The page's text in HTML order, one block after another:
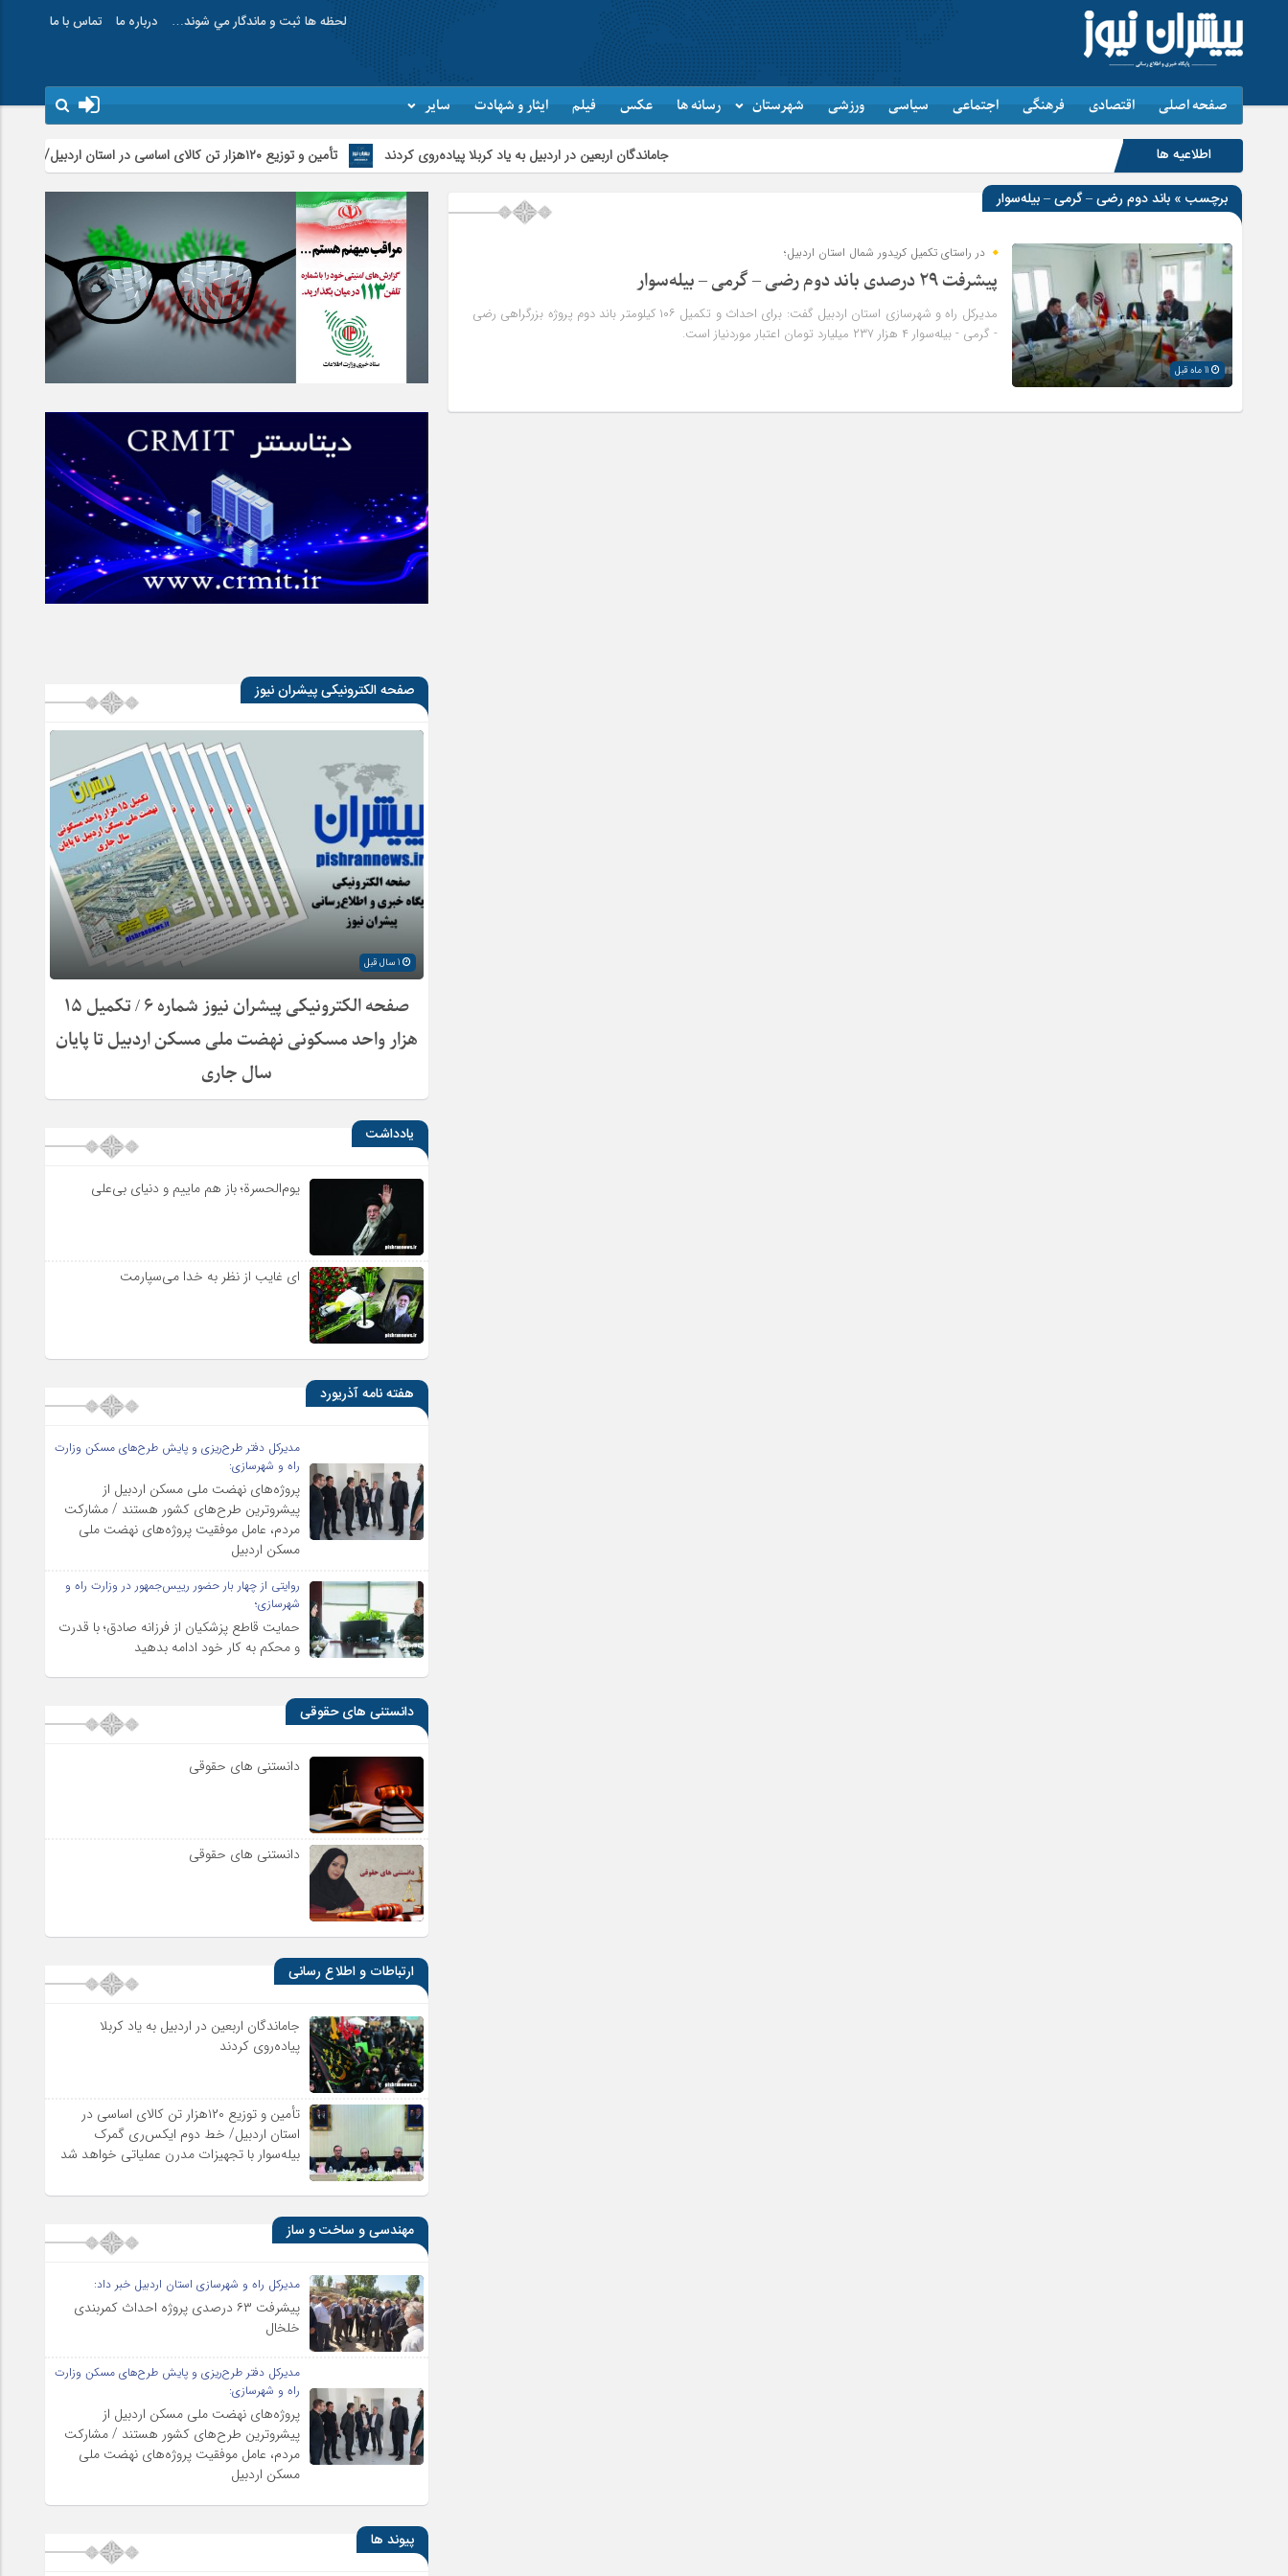
لحظه ها ثبت و ماندگار مي شوند… درباره ما تماس با ما
صفحه اصلی اقتصادی فرهنگی اجتماعی سیاسی ورزشی شهرستان رسانه ها عکس فیلم ایثار و شهادت سایر
اطلاعیه ها جاماندگان اربعین در اردبیل به یاد کربلا پیاده‌روی کردند تأمین و توزیع ۱۲۰هزار تن کالای اساسی در استان اردبیل/ خط دوم ایکس‌ری گمرک بیله‌سوار با تجهیزات مدرن عملیاتی خواهد شد
برچسب » باند دوم رضی – گرمی – بیله‌سوار
در راستای تکمیل کریدور شمال استان اردبیل؛
پیشرفت ۲۹ درصدی باند دوم رضی – گرمی – بیله‌سوار
مدیرکل راه و شهرسازی استان اردبیل گفت: برای احداث و تکمیل ۱۰۶ کیلومتر باند دوم پروژه بزرگراهی رضی
- گرمی - بیله‌سوار ۴ هزار ۲۳۷ میلیارد تومان اعتبار موردنیاز است.
صفحه الکترونیکی پیشران نیوز
صفحه الکترونیکی پیشران نیوز شماره ۶ / تکمیل ۱۵
هزار واحد مسکونی نهضت ملی مسکن اردبیل تا پایان
سال جاری
یادداشت
یوم‌الحسرة؛ باز هم ماییم و دنیای بی‌علی
ای غایب از نظر به خدا می‌سپارمت
هفته نامه آذریورد
مدیرکل دفتر طرح‌ریزی و پایش طرح‌های مسکن وزارت
راه و شهرسازی:
پروژه‌های نهضت ملی مسکن اردبیل از
پیشروترین طرح‌های کشور هستند / مشارکت
مردم، عامل موفقیت پروژه‌های نهضت ملی
مسکن اردبیل
روایتی از چهار بار حضور رییس‌جمهور در وزارت راه و
شهرسازی؛
حمایت قاطع پزشکیان از فرزانه صادق؛ با قدرت
و محکم به کار خود ادامه بدهید
دانستنی های حقوقی
دانستنی های حقوقی
دانستنی های حقوقی
ارتباطات و اطلاع رسانی
جاماندگان اربعین در اردبیل به یاد کربلا
پیاده‌روی کردند
تأمین و توزیع ۱۲۰هزار تن کالای اساسی در
استان اردبیل/ خط دوم ایکس‌ری گمرک
بیله‌سوار با تجهیزات مدرن عملیاتی خواهد شد
مهندسی و ساخت و ساز
مدیرکل راه و شهرسازی استان اردبیل خبر داد:
پیشرفت ۶۳ درصدی پروژه احداث کمربندی
خلخال
مدیرکل دفتر طرح‌ریزی و پایش طرح‌های مسکن وزارت
راه و شهرسازی:
پروژه‌های نهضت ملی مسکن اردبیل از
پیشروترین طرح‌های کشور هستند / مشارکت
مردم، عامل موفقیت پروژه‌های نهضت ملی
مسکن اردبیل
پیوند ها